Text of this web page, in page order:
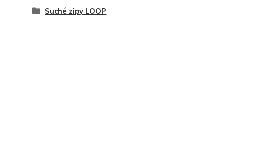
Suché zipy LOOP